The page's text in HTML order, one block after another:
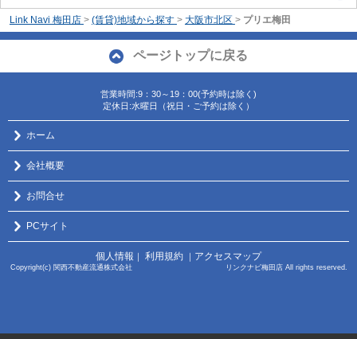
Link Navi 梅田店 > (賃貸)地域から探す > 大阪市北区 > プリエ梅田
ページトップに戻る
営業時間:9：30～19：00(予約時は除く)
定休日:水曜日（祝日・ご予約は除く）
ホーム
会社概要
お問合せ
PCサイト
個人情報 利用規約 アクセスマップ
Copyright(c) 関西不動産流通株式会社 リンクナビ梅田店 All rights reserved.